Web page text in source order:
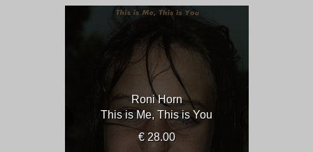
Roni Horn
This is Me, This is You
€ 28.00